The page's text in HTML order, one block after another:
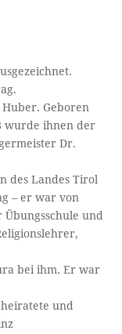
Geboren
wurde ihnen der
Dr.
des Landes Tirol
– er war von
und
bei ihm. Er war
und